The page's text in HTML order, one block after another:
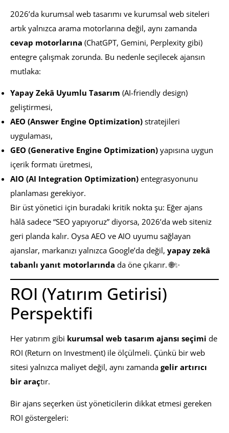
2026’da kurumsal web tasarımı ve kurumsal web siteleri
artık yalnızca arama motorlarına değil, aynı zamanda
cevap motorlarına (ChatGPT, Gemini, Perplexity gibi)
entegre çalışmak zorunda. Bu nedenle seçilecek ajansın
mutlaka:
Yapay Zekâ Uyumlu Tasarım (AI-friendly design)
geliştirmesi,
AEO (Answer Engine Optimization) stratejileri
uygulaması,
GEO (Generative Engine Optimization) yapısına uygun
içerik formatı üretmesi,
AIO (AI Integration Optimization) entegrasyonunu
planlaması gerekiyor.
Bir üst yönetici için buradaki kritik nokta şu: Eğer ajans
hâlâ sadece “SEO yapıyoruz” diyorsa, 2026’da web siteniz
geri planda kalır. Oysa AEO ve AIO uyumu sağlayan
ajanslar, markanızı yalnızca Google’da değil, yapay zekâ
tabanlı yanıt motorlarında da öne çıkarır. 🌐✨
ROI (Yatırım Getirisi)
Perspektifi
Her yatırım gibi kurumsal web tasarım ajansı seçimi de
ROI (Return on Investment) ile ölçülmeli. Çünkü bir web
sitesi yalnızca maliyet değil, aynı zamanda gelir artırıcı
bir araçtır.
Bir ajans seçerken üst yöneticilerin dikkat etmesi gereken
ROI göstergeleri: